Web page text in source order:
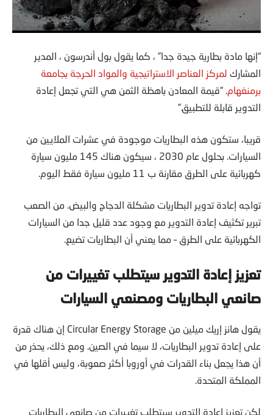
“إنها مادة بطارية جيدة جدا” ، كما يقول بول أندرسون ، المدير
المشارك لمركز العناصر الاستراتيجية والمواد الحرجة بجامعة
برمنغهام . “قيمة المعادن باهظة الثمن هي التي تجعل إعادة
التدوير قابلة للتطبيق.”
قريبا، ستكون هذه البطاريات موجودة في عشرات الملايين من
السيارات. بحلول عام 2030 ، سيكون هناك 145 مليون سيارة
كهربائية على الطرق مقارنة ب 11 مليون سيارة فقط اليوم.
تواجه إعادة تدوير البطاريات مشكلة الدجاج والبيض. من الصعب
تبرير تكثيف إعادة التدوير مع وجود عدد قليل جدا من السيارات
الكهربائية على الطرق – مما يعني أن البطاريات تضيع.
تعزيز إعادة التدوير سيتطلب تغييرات من
صانعي البطاريات ومصنعي السيارات
يقول هانز إريك ميلين من Circular Energy Storage إن هناك قدرة
على إعادة تدوير البطاريات، لا سيما في الصين. ومع ذلك، يحذر من
أن هذا يجعل بناء القدرات في أوروبا أكثر صعوبة، وليس أقلها في
المملكة المتحدة.
لكن تعزيز إعادة التدوير سيتطلب تغييرات من صانعي البطاريات